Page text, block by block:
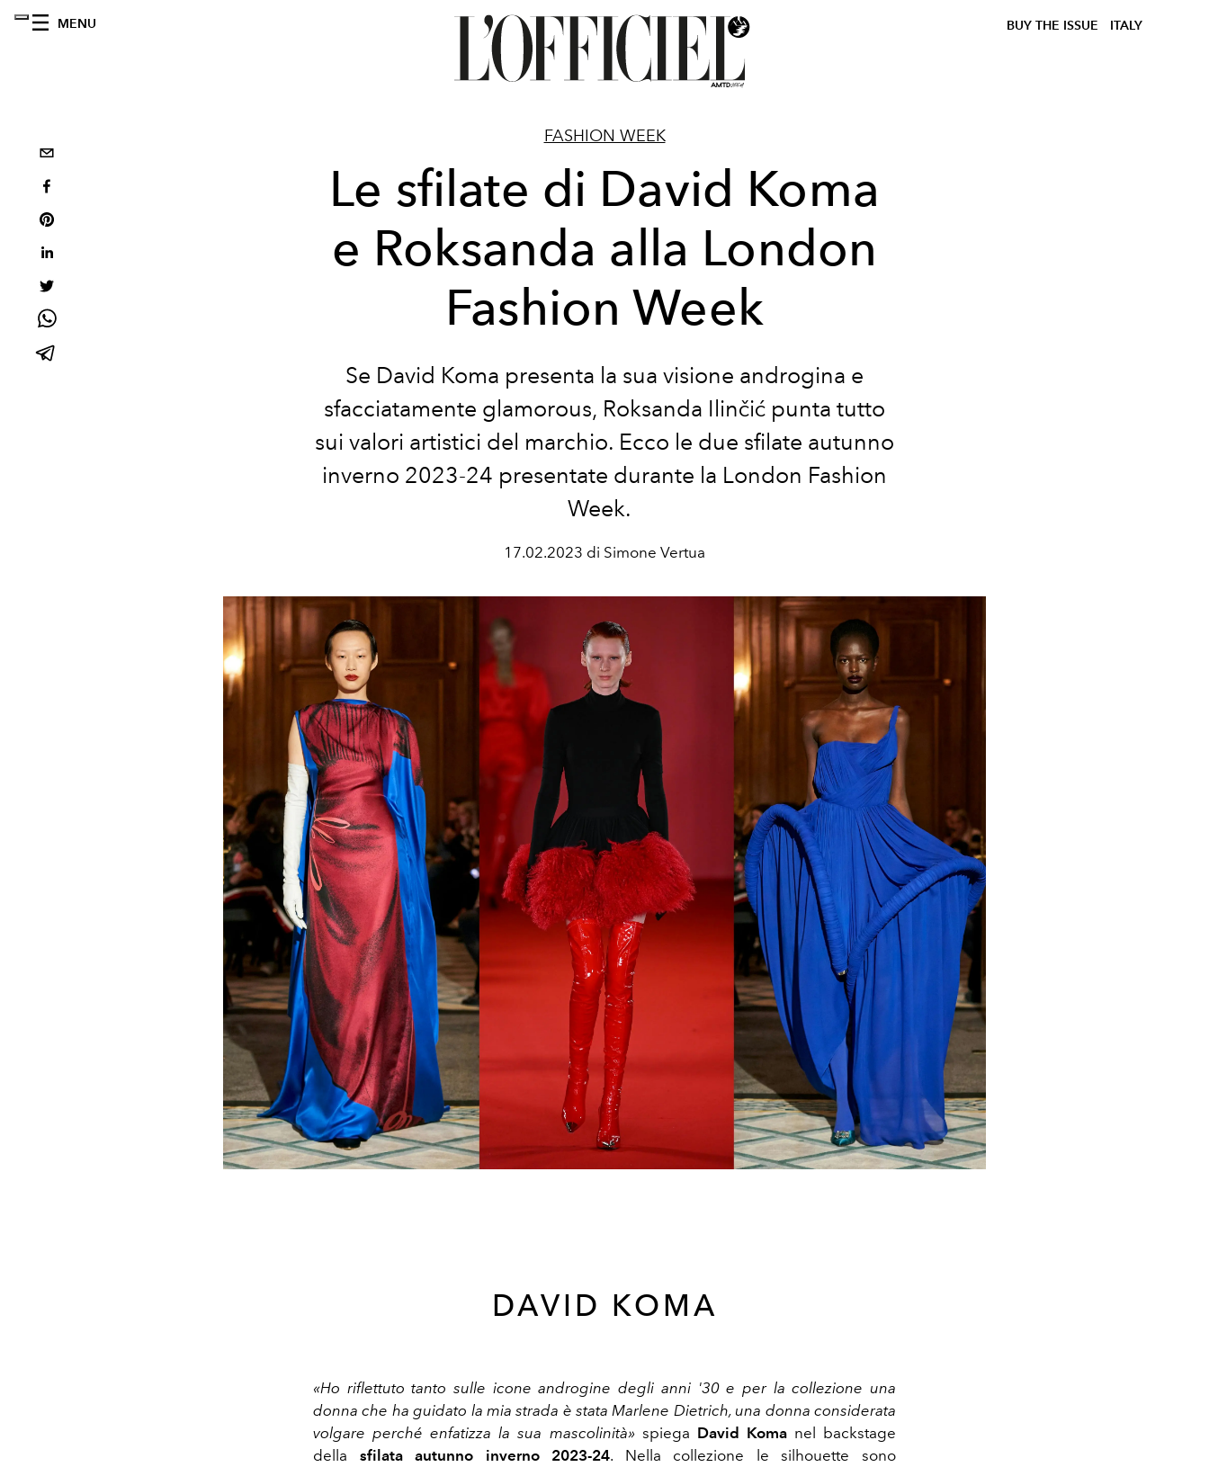
MENU BUY THE ISSUE ITALY
FASHION WEEK
Le sfilate di David Koma
e Roksanda alla London
Fashion Week
Se David Koma presenta la sua visione androgina e
sfacciatamente glamorous, Roksanda Ilinčić punta tutto
sui valori artistici del marchio. Ecco le due sfilate autunno
inverno 2023-24 presentate durante la London Fashion
Week.
17.02.2023 di Simone Vertua
DAVID KOMA
«Ho riflettuto tanto sulle icone androgine degli anni '30 e per la collezione una
donna che ha guidato la mia strada è stata Marlene Dietrich, una donna considerata
volgare perché enfatizza la sua mascolinità»spiega David Komanel backstage
della sfilata autunno inverno 2023-24. Nella collezione le silhouette sono